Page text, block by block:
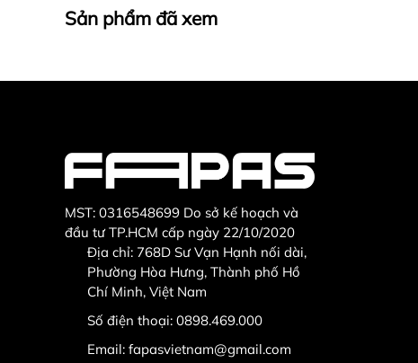
Sản phẩm đã xem
MST: 0316548699 Do sở kế hoạch và
đầu tư TP.HCM cấp ngày 22/10/2020
Địa chỉ: 768D Sư Vạn Hạnh nối dài,
Phường Hòa Hưng, Thành phố Hồ
Chí Minh, Việt Nam
Số điện thoại: 0898.469.000
Email: fapasvietnam@gmail.com